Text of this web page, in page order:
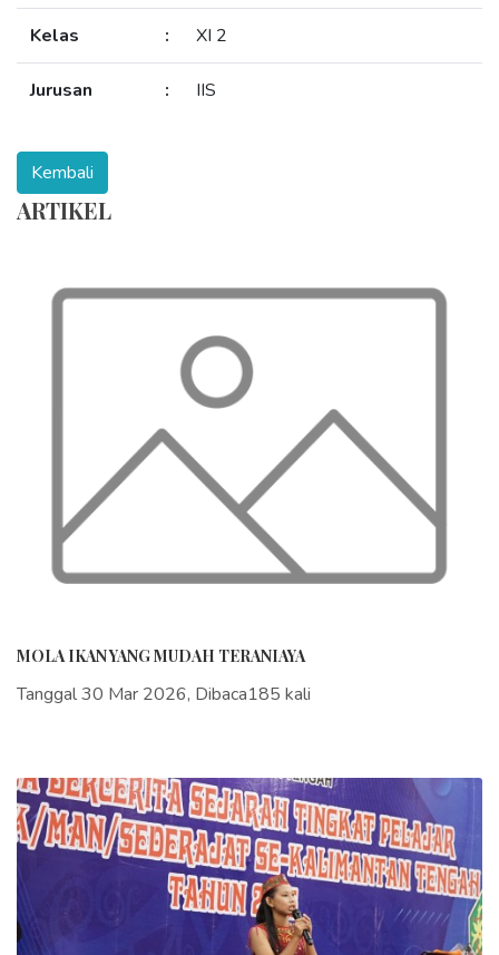
Kelas : XI 2
Jurusan : IIS
ARTIKEL
MOLA IKAN YANG MUDAH TERANIAYA
Tanggal 30 Mar 2026, Dibaca185 kali